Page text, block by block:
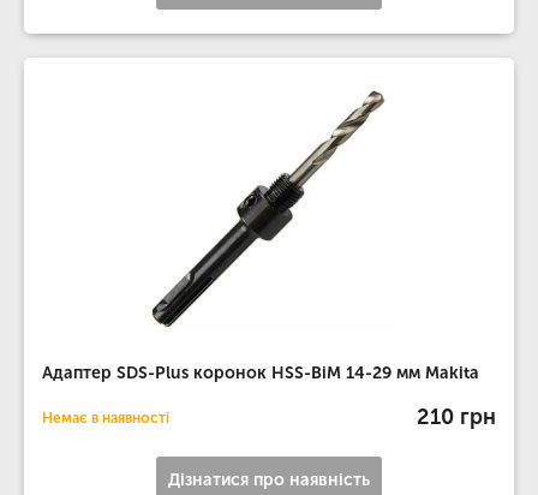
Адаптер SDS-Plus коронок HSS-BiM 14-29 мм Makita
Немає в наявності 210 грн
Дізнатися про наявність